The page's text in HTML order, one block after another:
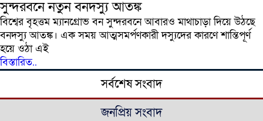
সুন্দরবনে নতুন বনদস্যু আতঙ্ক
বিশ্বের বৃহত্তম ম্যানগ্রোভ বন সুন্দরবনে আবারও মাথাচাড়া দিয়ে উঠছে
বনদস্যু আতঙ্ক। এক সময় আত্মসমর্পণকারী দস্যুদের কারণে শান্তিপূর্ণ
হয়ে ওঠা এই
বিস্তারিত..
সর্বশেষ সংবাদ
জনপ্রিয় সংবাদ